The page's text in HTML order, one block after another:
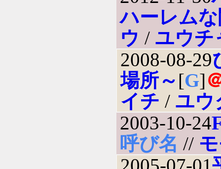
ハーレム
ウ / ユウチ
2008-08-29
場所～[G]
イチ / ユウ
2003-10-24
呼び名 //